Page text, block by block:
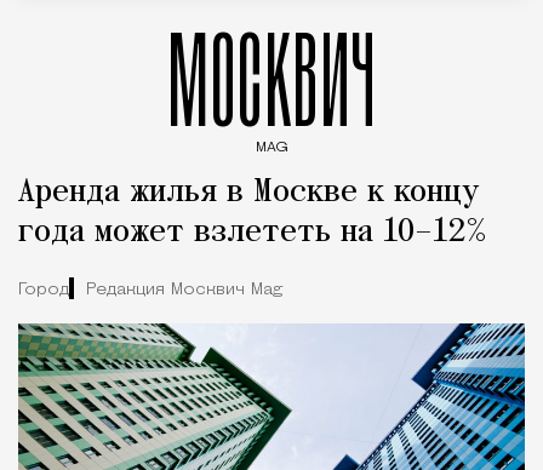
МОСКВИЧ
MAG
Аренда жилья в Москве к концу
года может взлететь на 10–12%
Город Редакция Москвич Mag